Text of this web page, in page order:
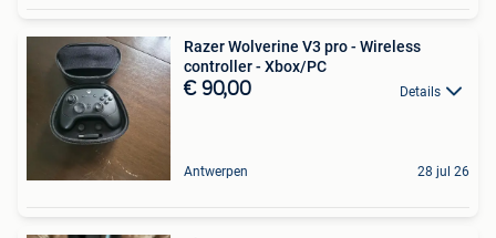
Razer Wolverine V3 pro - Wireless
controller - Xbox/PC
€ 90,00 Details
Antwerpen 28 jul 26